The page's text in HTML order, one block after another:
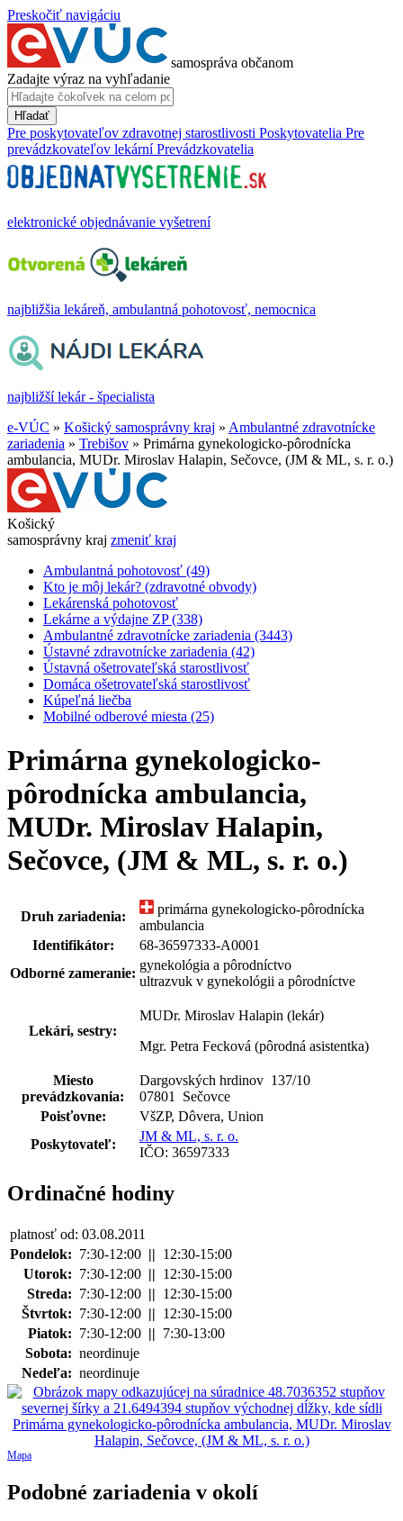
Preskočiť navigáciu
samospráva občanom
Zadajte výraz na vyhľadanie
Hľadať
Pre poskytovateľov zdravotnej starostlivosti Poskytovatelia Pre
prevádzkovateľov lekární Prevádzkovatelia
elektronické objednávanie vyšetrení
najbližšia lekáreň, ambulantná pohotovosť, nemocnica
najbližší lekár - špecialista
e-VÚC » Košický samosprávny kraj » Ambulantné zdravotnícke
zariadenia » Trebišov » Primárna gynekologicko-pôrodnícka
ambulancia, MUDr. Miroslav Halapin, Sečovce, (JM & ML, s. r. o.)
Košický
samosprávny kraj zmeniť kraj
Ambulantná pohotovosť (49)
Kto je môj lekár? (zdravotné obvody)
Lekárenská pohotovosť
Lekárne a výdajne ZP (338)
Ambulantné zdravotnícke zariadenia (3443)
Ústavné zdravotnícke zariadenia (42)
Ústavná ošetrovateľská starostlivosť
Domáca ošetrovateľská starostlivosť
Kúpeľná liečba
Mobilné odberové miesta (25)
Primárna gynekologicko-
pôrodnícka ambulancia,
MUDr. Miroslav Halapin,
Sečovce, (JM & ML, s. r. o.)
Druh zariadenia:
primárna gynekologicko-pôrodnícka
ambulancia
Identifikátor:
68-36597333-A0001
Odborné zameranie:
gynekológia a pôrodníctvo
ultrazvuk v gynekológii a pôrodníctve
Lekári, sestry:
MUDr. Miroslav Halapin (lekár)
Mgr. Petra Fecková (pôrodná asistentka)
Miesto
prevádzkovania:
Dargovských hrdinov 137/10
07801 Sečovce
Poisťovne:
VšZP, Dôvera, Union
Poskytovateľ:
JM & ML, s. r. o.
IČO: 36597333
Ordinačné hodiny
platnosť od: 03.08.2011
Pondelok: 7:30-12:00 || 12:30-15:00
Utorok: 7:30-12:00 || 12:30-15:00
Streda: 7:30-12:00 || 12:30-15:00
Štvrtok: 7:30-12:00 || 12:30-15:00
Piatok: 7:30-12:00 || 7:30-13:00
Sobota: neordinuje
Nedeľa: neordinuje
Mapa
Podobné zariadenia v okolí